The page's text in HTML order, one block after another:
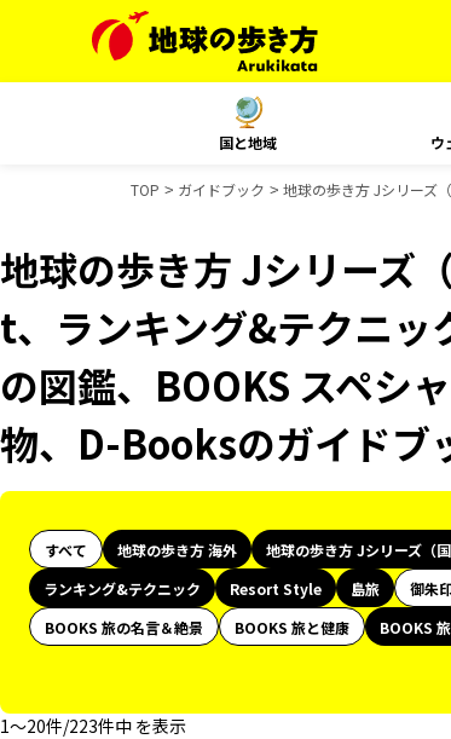
国と地域 ウ
TOP ガイドブック 地球の歩き方 Jシリーズ
地球の歩き方 Jシリーズ
t、ランキング&テクニ
の図鑑、BOOKS スペシ
物、D-Booksのガイドブ
すべて 地球の歩き方 海外 地球の歩き方 Jシリーズ（国
ランキング&テクニック
Resort Style 島旅 御朱
BOOKS 旅の名言＆絶景
BOOKS 旅と健康 BOOKS
1〜20件/223件中 を表示